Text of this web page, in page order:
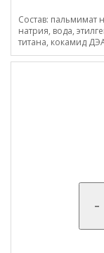
Состав: пальмимат
натрия, вода,
титана, кокамид
-